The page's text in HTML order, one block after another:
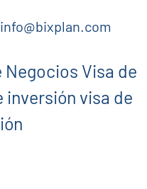
info@bixplan.com